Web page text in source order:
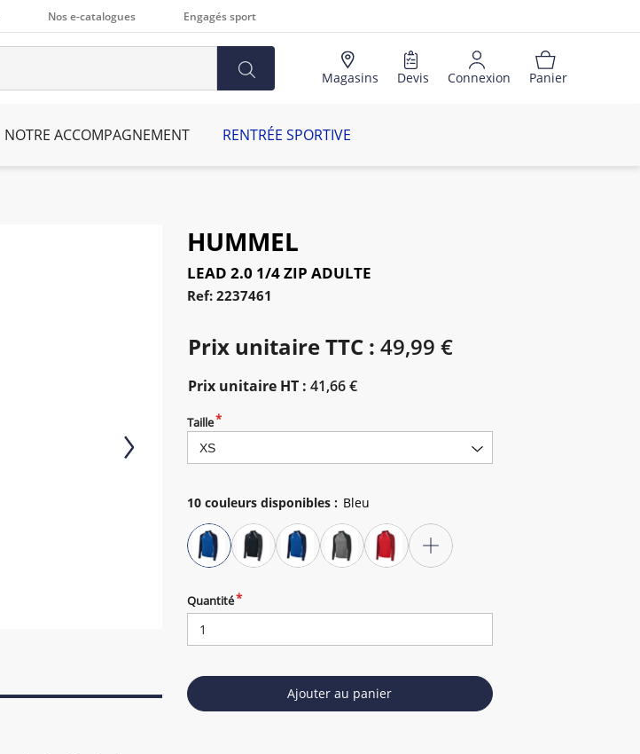
Nos e-catalogues Engagés sport
Magasins Devis Connexion Panier
NOTRE ACCOMPAGNEMENT RENTRÉE SPORTIVE
HUMMEL
LEAD 2.0 1/4 ZIP ADULTE
Ref: 2237461
Prix unitaire TTC : 49,99 €
Prix unitaire HT : 41,66 €
Taille
10 couleurs disponibles:
Quantité
Ajouter au panier